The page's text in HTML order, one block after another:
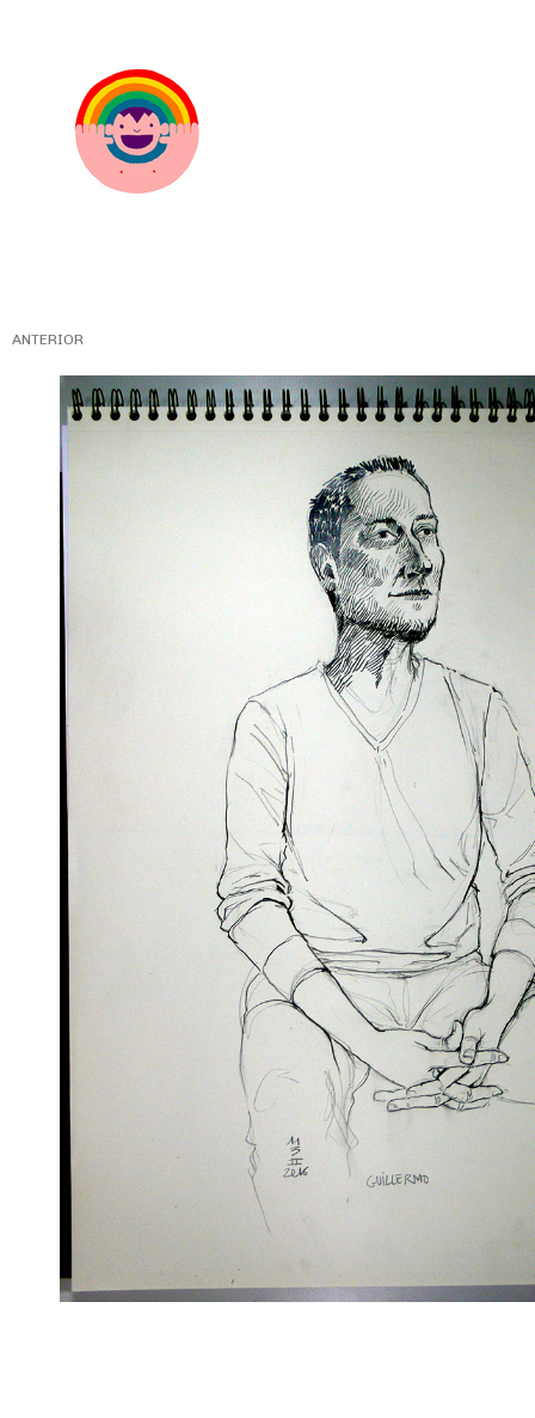
ANTERIOR